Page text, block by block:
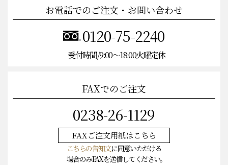
お電話でのご注文・お問い合わせ
0120-75-2240
受付時間/9:00〜18:00火曜定休
FAXでのご注文
0238-26-1129
FAXご注文用紙はこちら
こちらの告知文に同意いただける
場合のみFAXを送信してください。